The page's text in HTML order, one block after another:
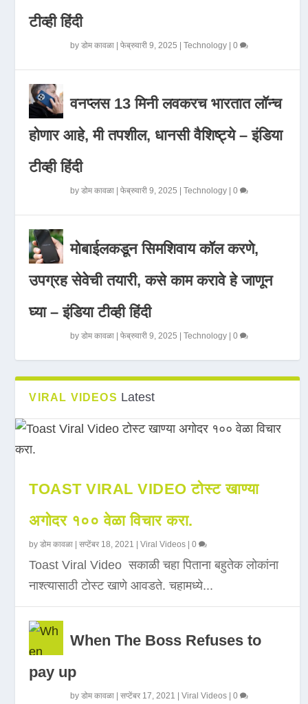
टीव्ही हिंदी
byडोम कावळा |फेब्रुवारी 9, 2025 |Technology |0
वनप्लस 13 मिनी लवकरच भारतात लॉन्च
होणार आहे, मी तपशील, धानसी वैशिष्ट्ये – इंडिया
टीव्ही हिंदी
byडोम कावळा |फेब्रुवारी 9, 2025 |Technology |0
मोबाईलकडून सिमशिवाय कॉल करणे,
उपग्रह सेवेची तयारी, कसे काम करावे हे जाणून
घ्या – इंडिया टीव्ही हिंदी
byडोम कावळा |फेब्रुवारी 9, 2025 |Technology |0
VIRAL VIDEOS Latest
TOAST VIRAL VIDEO टोस्ट खाण्या
अगोदर १०० वेळा विचार करा.
byडोम कावळा |सप्टेंबर 18, 2021 |Viral Videos |0
Toast Viral Video सकाळी चहा पिताना बहुतेक लोकांना
नाश्त्यासाठी टोस्ट खाणे आवडते. चहामध्ये...
When The Boss Refuses to
pay up
byडोम कावळा |सप्टेंबर 17, 2021 |Viral Videos |0